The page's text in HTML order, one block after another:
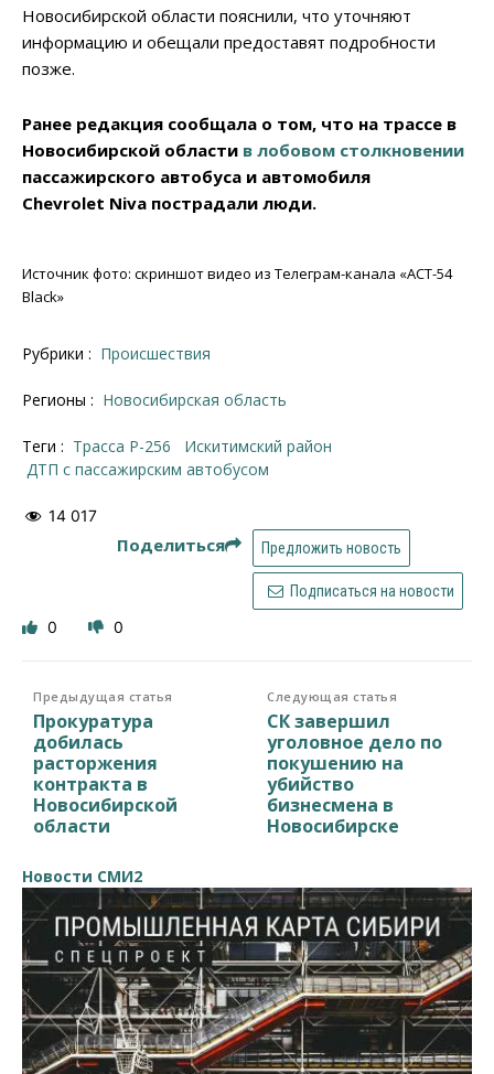
Новосибирской области пояснили, что уточняют
информацию и обещали предоставят подробности
позже.
Ранее редакция сообщала о том, что на трассе в
Новосибирской области в лобовом столкновении
пассажирского автобуса и автомобиля
Chevrolet Niva пострадали люди.
Источник фото: скриншот видео из Телеграм-канала «АСТ-54
Black»
Рубрики : Происшествия
Регионы : Новосибирская область
Теги : трасса Р-256
Искитимский район
ДТП с пассажирским автобусом
14 017
Поделиться Предложить новость
Подписаться на новости
0 0
Предыдущая статья
Прокуратура
добилась
расторжения
контракта в
Новосибирской
области
Следующая статья
СК завершил
уголовное дело по
покушению на
убийство
бизнесмена в
Новосибирске
Новости СМИ2